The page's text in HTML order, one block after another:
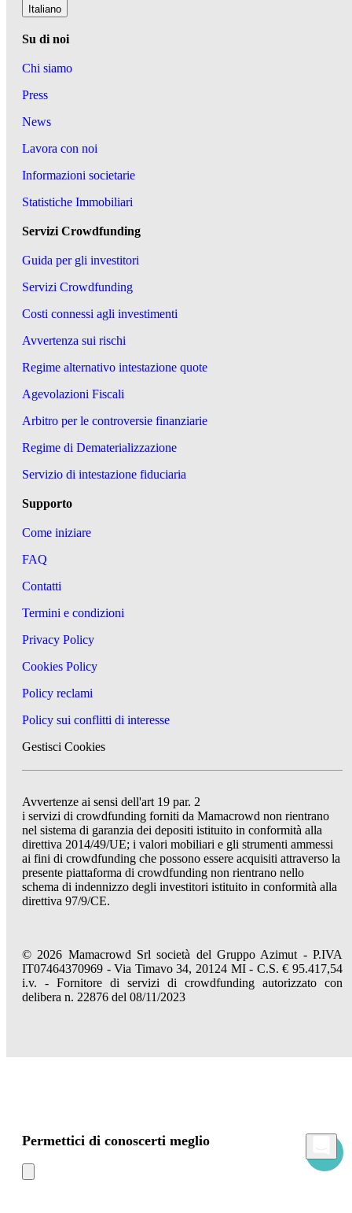
Italiano
Su di noi
Chi siamo
Press
News
Lavora con noi
Informazioni societarie
Statistiche Immobiliari
Servizi Crowdfunding
Guida per gli investitori
Servizi Crowdfunding
Costi connessi agli investimenti
Avvertenza sui rischi
Regime alternativo intestazione quote
Agevolazioni Fiscali
Arbitro per le controversie finanziarie
Regime di Dematerializzazione
Servizio di intestazione fiduciaria
Supporto
Come iniziare
FAQ
Contatti
Termini e condizioni
Privacy Policy
Cookies Policy
Policy reclami
Policy sui conflitti di interesse
Gestisci Cookies
Avvertenze ai sensi dell'art 19 par. 2
i servizi di crowdfunding forniti da Mamacrowd non rientrano
nel sistema di garanzia dei depositi istituito in conformità alla
direttiva 2014/49/UE; i valori mobiliari e gli strumenti ammessi
ai fini di crowdfunding che possono essere acquisiti attraverso la
presente piattaforma di crowdfunding non rientrano nello
schema di indennizzo degli investitori istituito in conformità alla
direttiva 97/9/CE.
© 2026 Mamacrowd Srl società del Gruppo Azimut - P.IVA
IT07464370969 - Via Timavo 34, 20124 MI - C.S. € 95.417,54
i.v. - Fornitore di servizi di crowdfunding autorizzato con
delibera n. 22876 del 08/11/2023
Permettici di conoscerti meglio